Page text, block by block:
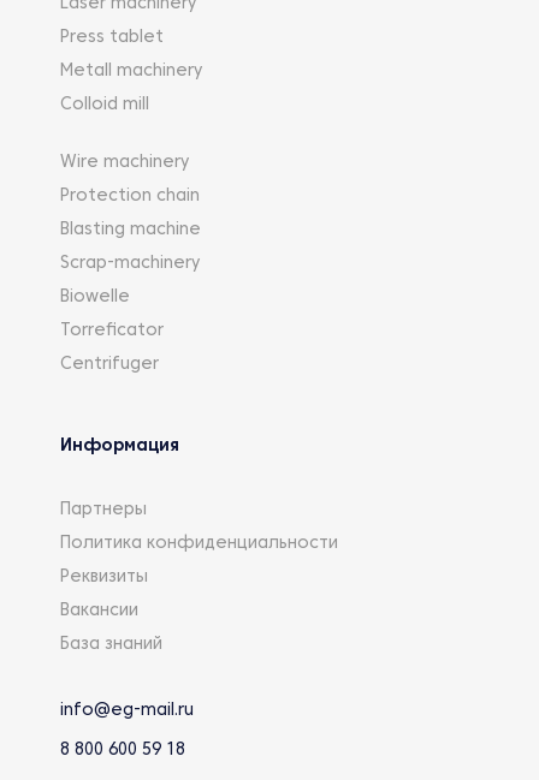
Laser machinery
Press tablet
Metall machinery
Colloid mill
Wire machinery
Protection chain
Blasting machine
Scrap-machinery
Biowelle
Torreficator
Centrifuger
Информация
Партнеры
Политика конфиденциальности
Реквизиты
Вакансии
База знаний
info@eg-mail.ru
8 800 600 59 18